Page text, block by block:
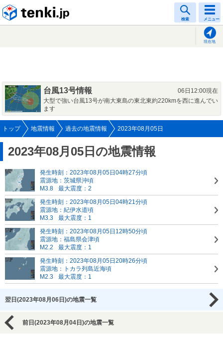
検索 メニュー
現在地
台風13号情報
06日12:00現在
大型で強い台風13号が南大東島の東北東約220kmを西に進んでい
ます
トップ 地震情報 過去の地震情報 2023年08月05日
2023年08月05日の地震情報
発生時刻：2023年08月05日04時27分頃
震源地：茨城県沖頃
M3.8
最大震度：2
発生時刻：2023年08月05日04時21分頃
震源地：紀伊水道頃
M3.3
最大震度：1
発生時刻：2023年08月05日12時50分頃
震源地：福島県会津頃
M2.2
最大震度：1
発生時刻：2023年08月05日20時26分頃
震源地：トカラ列島近海頃
M2.3
最大震度：1
翌日(2023年08月06日)の地震一覧
前日(2023年08月04日)の地震一覧